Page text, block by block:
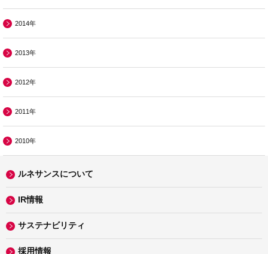
2014年
2013年
2012年
2011年
2010年
ルネサンスについて
IR情報
サステナビリティ
採用情報